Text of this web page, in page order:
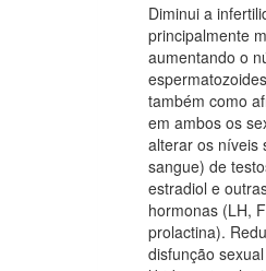
Diminui a
principalmente
aumentando o
também como
em ambos os
alterar os níveis
sangue) de
estradiol e
hormonas (LH,
prolactina).
disfunção